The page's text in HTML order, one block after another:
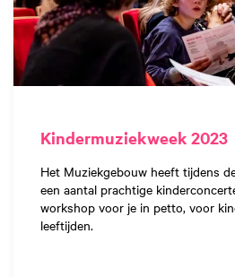
Kindermuziekweek 2023
Het Muziekgebouw heeft tijdens
een aantal prachtige
workshop voor je in petto, voor
leeftijden.